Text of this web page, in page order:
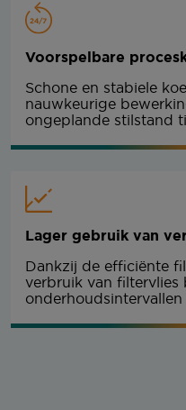
Voorspelbare
Schone en stabiele
nauwkeurige
ongeplande stilstand
Lager gebruik van
Dankzij de efficiënte
verbruik van filtervlies
onderhoudsintervallen